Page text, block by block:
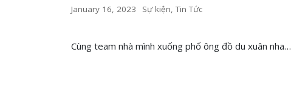
January 16, 2023 Sự kiện,Tin Tức
Cùng team nhà mình xuống phố ông đồ du xuân nha…